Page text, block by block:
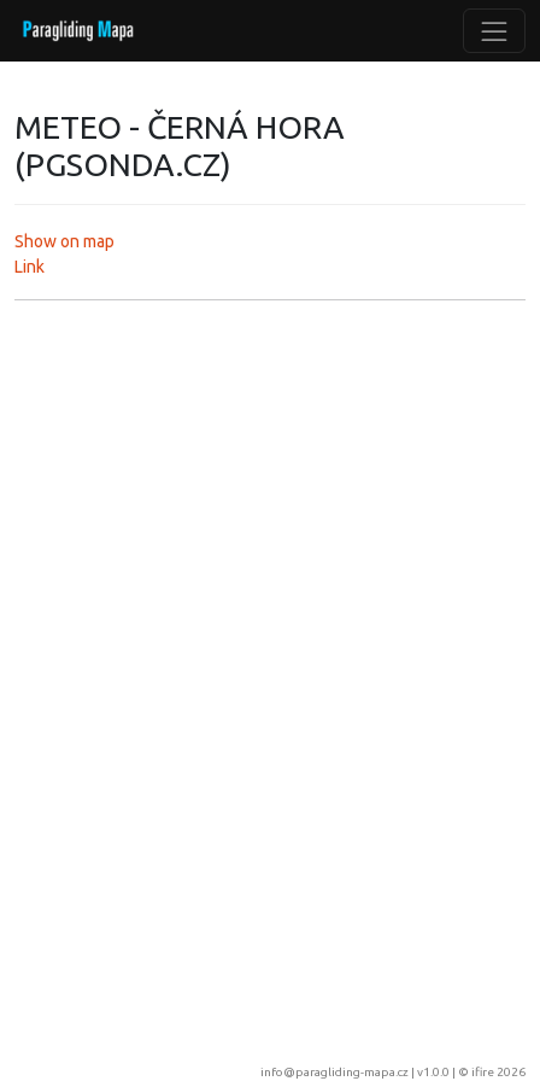
METEO - ČERNÁ HORA
(PGSONDA.CZ)
Show on map
Link
info@paragliding-mapa.cz | v1.0.0 | © ifire 2026